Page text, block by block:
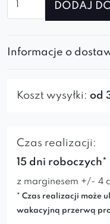
Sofa
DODAJ
Informacje o
Koszt wysyłki: od
Czas realizacji:
15 dni roboczych*
z marginesem +/- 4
* Czas realizacji może
wakacyjną przerwą